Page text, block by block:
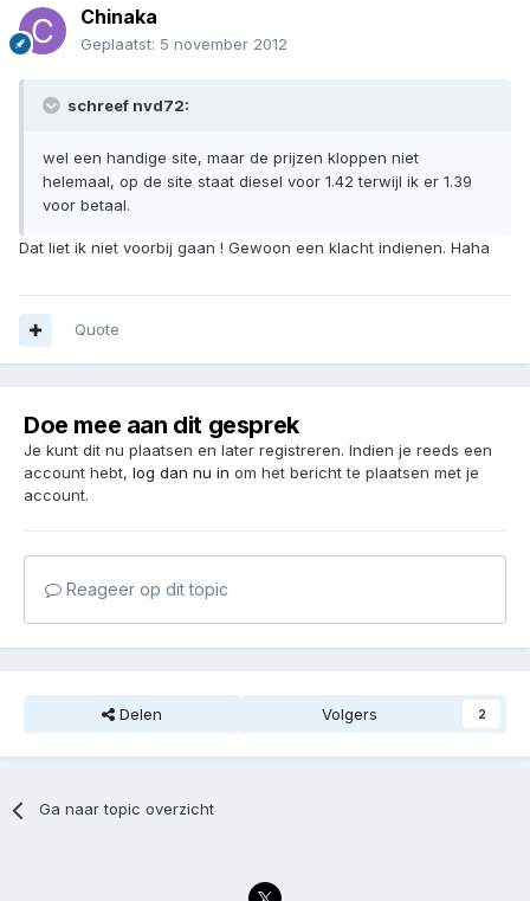
Chinaka
Geplaatst: 5 november 2012
schreef nvd72:
wel een handige site, maar de prijzen kloppen niet
helemaal, op de site staat diesel voor 1.42 terwijl ik er 1.39
voor betaal.
Dat liet ik niet voorbij gaan ! Gewoon een klacht indienen. Haha
Quote
Doe mee aan dit gesprek
Je kunt dit nu plaatsen en later registreren. Indien je reeds een
account hebt, log dan nu in om het bericht te plaatsen met je
account.
Reageer op dit topic
Delen Volgers 2
Ga naar topic overzicht